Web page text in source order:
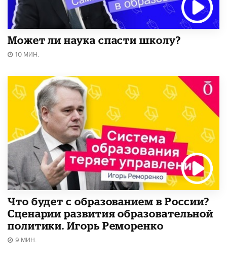
Может ли наука спасти школу?
10 МИН.
Что будет с образованием в России?
Сценарии развития образовательной
политики. Игорь Реморенко
9 МИН.